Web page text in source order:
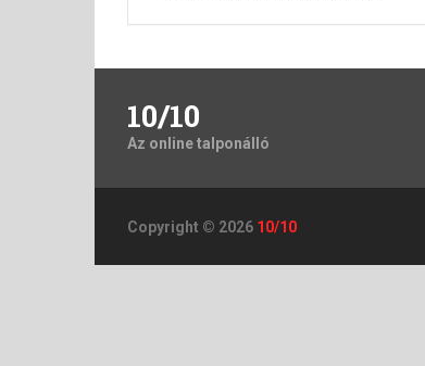
10/10
Az online talponálló
Copyright © 2026 10/10